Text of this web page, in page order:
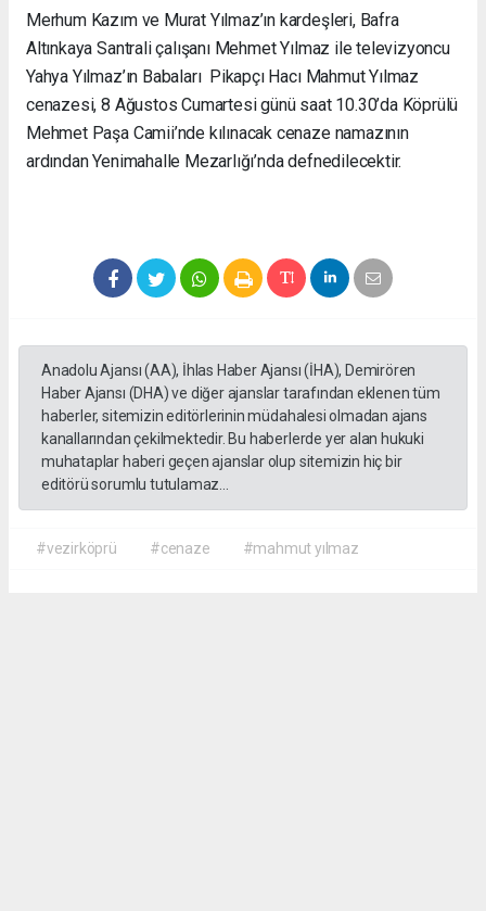
Merhum Kazım ve Murat Yılmaz’ın kardeşleri, Bafra
Altınkaya Santrali çalışanı Mehmet Yılmaz ile televizyoncu
Yahya Yılmaz’ın Babaları Pikapçı Hacı Mahmut Yılmaz
cenazesi, 8 Ağustos Cumartesi günü saat 10.30’da Köprülü
Mehmet Paşa Camii’nde kılınacak cenaze namazının
ardından Yenimahalle Mezarlığı’nda defnedilecektir.
Anadolu Ajansı (AA), İhlas Haber Ajansı (İHA), Demirören
Haber Ajansı (DHA) ve diğer ajanslar tarafından eklenen tüm
haberler, sitemizin editörlerinin müdahalesi olmadan ajans
kanallarından çekilmektedir. Bu haberlerde yer alan hukuki
muhataplar haberi geçen ajanslar olup sitemizin hiç bir
editörü sorumlu tutulamaz...
#vezirköprü #cenaze #mahmut yılmaz